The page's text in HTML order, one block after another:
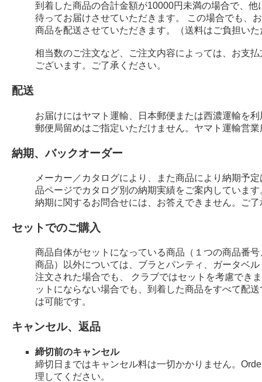
到着した商品の合計金額が10000円未満の場合で、
待ってお届けさせていただきます。 この場合でも、
商品を配送させていただきます。（送料はご負担い
相当数のご注文など、ご注文内容によっては、お支
ございます。ご了承ください。
配送
お届けにはヤマト運輸、日本郵便または西濃運輸を
郵便局留めはご指定いただけません。ヤマト運輸営
納期、バックオーダー
メーカー／カタログにより、また商品により納期予
品ページでカタログ別の納期実績をご案内しています
納期に関するお問合せには、お答えできません。ご
セットでのご購入
商品自体がセットになっている商品（１つの商品番
商品）以外については、ブラとパンティ、ガータベ
注文された場合でも、 クラブではセットを考慮でき
ットにならない場合でも、到着した商品をすべて配
は可能です。
キャンセル、返品
締切前のキャンセル
締切日まではキャンセル料は一切かかりません。
理してください。